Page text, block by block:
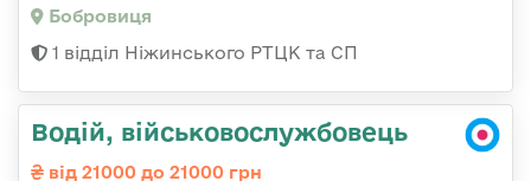
Бобровиця
1 відділ Ніжинського РТЦК та СП
Водій, військовослужбовець
від 21000 до 21000 грн